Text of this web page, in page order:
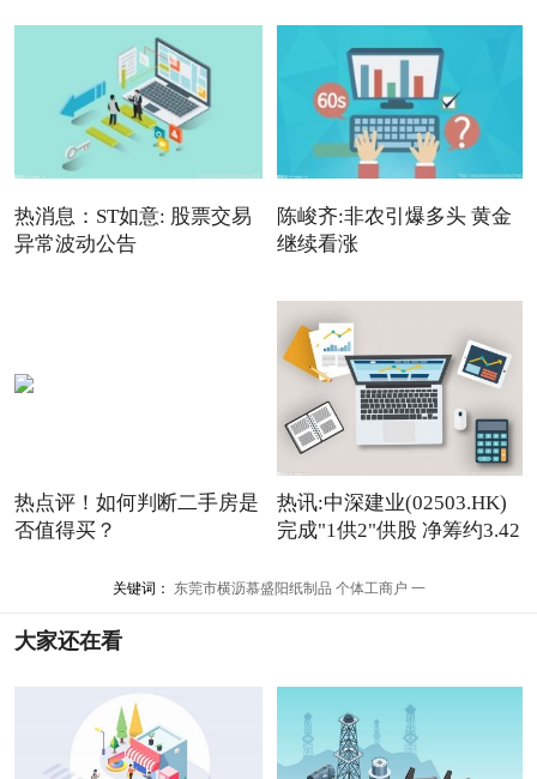
热消息：ST如意: 股票交易
异常波动公告
陈峻齐:非农引爆多头 黄金
继续看涨
热点评！如何判断二手房是
否值得买？
热讯:中深建业(02503.HK)
完成"1供2"供股 净筹约3.42
关键词： 东莞市横沥慕盛阳纸制品 个体工商户 一
大家还在看